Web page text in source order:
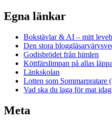
Egna länkar
Bokstävlar & AI – mitt
Den stora
Godisbrödet från himlen
Köttfärslimpan på allas
Länkskolan
Lotten som Sommarpratare
Vad ska du laga för mat
Meta